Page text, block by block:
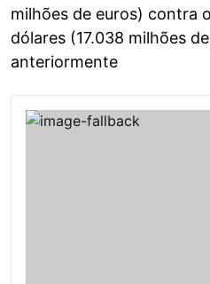
milhões de euros) contra
dólares (17.038 milhões
anteriormente